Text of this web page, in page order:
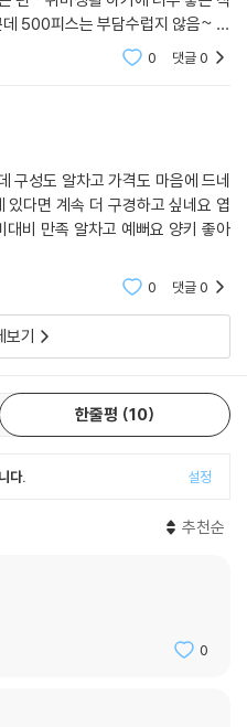
500피스는 부담수럽지 않음~ 도
독구성이라고 해서 구매했는데 맘
0 댓글0
구성도 알차고 가격도 마음에 드네
있다면 계속 더 구경하고 싶네요 엽
비 만족 알차고 예뻐요 양키 좋아
0 댓글0
보기
한줄평 10
다. 설정
추천순
0